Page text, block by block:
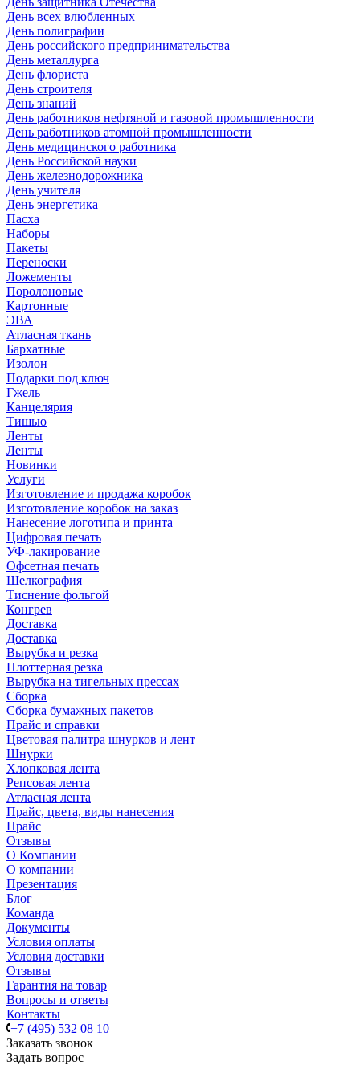
День всех влюбленных
День полиграфии
День российского предпринимательства
День металлурга
День флориста
День строителя
День знаний
День работников нефтяной и газовой промышленности
День работников атомной промышленности
День медицинского работника
День Российской науки
День железнодорожника
День учителя
День энергетика
Пасха
Наборы
Пакеты
Переноски
Ложементы
Поролоновые
Картонные
ЭВА
Атласная ткань
Бархатные
Изолон
Подарки под ключ
Гжель
Канцелярия
Тишью
Ленты
Ленты
Новинки
Услуги
Изготовление и продажа коробок
Изготовление коробок на заказ
Нанесение логотипа и принта
Цифровая печать
УФ-лакирование
Офсетная печать
Шелкография
Тиснение фольгой
Конгрев
Доставка
Доставка
Вырубка и резка
Плоттерная резка
Вырубка на тигельных прессах
Сборка
Сборка бумажных пакетов
Прайс и справки
Цветовая палитра шнурков и лент
Шнурки
Хлопковая лента
Репсовая лента
Атласная лента
Прайс, цвета, виды нанесения
Прайс
Отзывы
О Компании
О компании
Презентация
Блог
Команда
Документы
Условия оплаты
Условия доставки
Отзывы
Гарантия на товар
Вопросы и ответы
Контакты
+7 (495) 532 08 10
Заказать звонок
Задать вопрос